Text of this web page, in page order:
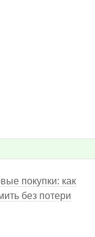
покупки: как
без потери